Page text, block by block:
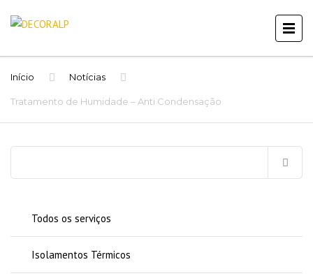
Início Notícias
Tratamento de Humidade – Anti Condensação
Todos os serviços
Isolamentos Térmicos